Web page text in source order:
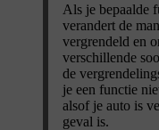
Als je bepaalde
verandert de
vergrendeld en
verschillende
de
je een functie
alsof je auto is
geval is.